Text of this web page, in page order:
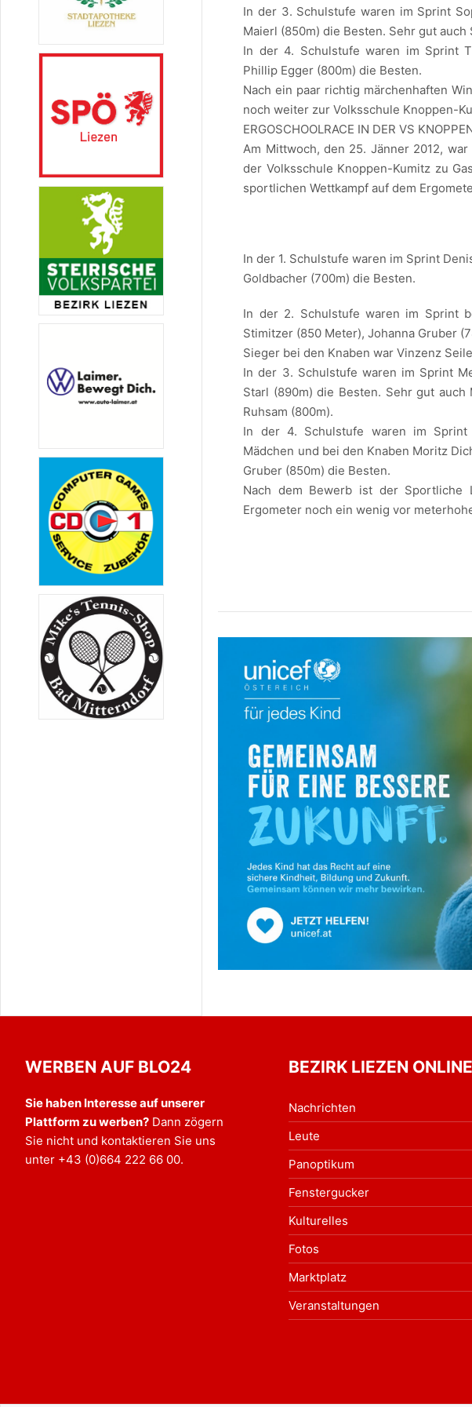
In der 3. Schulstufe waren im Sprint
Maierl (850m) die Besten. Sehr gut auch
In der 4. Schulstufe waren im Sprint
Phillip Egger (800m) die Besten.
Nach ein paar richtig märchenhaften
noch weiter zur Volksschule Knoppen-
ERGOSCHOOLRACE IN DER VS
Am Mittwoch, den 25. Jänner 2012,
der Volksschule Knoppen-Kumitz zu
sportlichen Wettkampf auf dem
In der 1. Schulstufe waren im Sprint
Goldbacher (700m) die Besten.
In der 2. Schulstufe waren im Sprint
Stimitzer (850 Meter), Johanna Gruber
Sieger bei den Knaben war Vinzenz
In der 3. Schulstufe waren im Sprint
Starl (890m) die Besten. Sehr gut auch
Ruhsam (800m).
In der 4. Schulstufe waren im
Mädchen und bei den Knaben Moritz
Gruber (850m) die Besten.
Nach dem Bewerb ist der Sportliche
Ergometer noch ein wenig vor
WERBEN AUF BLO24
Sie haben Interesse auf unserer
Plattform zu werben? Dann zögern
Sie nicht und kontaktieren Sie uns
unter +43 (0)664 222 66 00.
BEZIRK LIEZEN ONLINE
Nachrichten
Leute
Panoptikum
Fenstergucker
Kulturelles
Fotos
Marktplatz
Veranstaltungen